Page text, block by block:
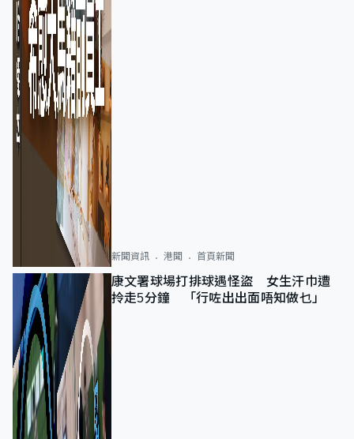
新聞資訊 港聞 首頁新聞
康文署球場打排球遇怪盜 女生汗巾遭
拎走5分鐘 「行咗出出面唔知做乜」